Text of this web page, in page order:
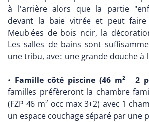
à l'arrière alors que la partie
devant la baie vitrée et peut faire
Meublées de bois noir, la
Les salles de bains sont
une tribu, avec une grande douche à
• Famille côté piscine (46 m² - 2
familles préfèreront la chambre
(FZP 46 m² occ max 3+2) avec 1
un espace couchage séparé par une